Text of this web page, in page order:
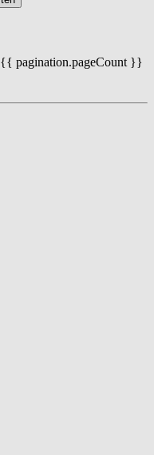
pagination.pageCount }}